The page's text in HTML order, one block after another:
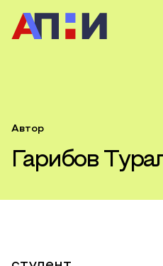
Автор
Гарибов